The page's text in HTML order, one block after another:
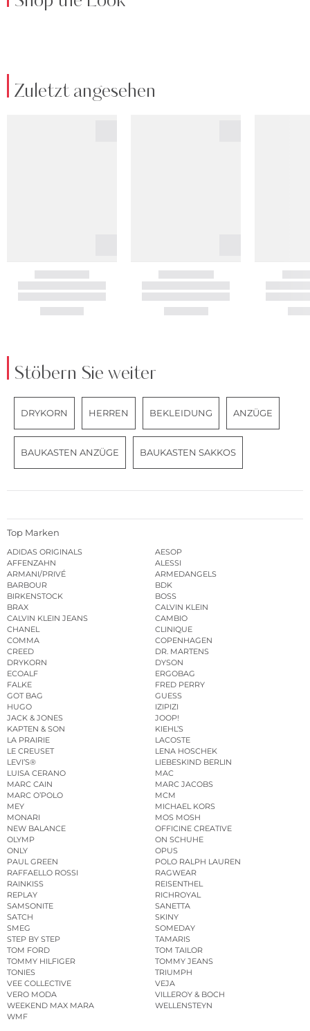
Zuletzt angesehen
Stöbern Sie weiter
DRYKORN HERREN BEKLEIDUNG ANZÜGE
BAUKASTEN ANZÜGE BAUKASTEN SAKKOS
Top Marken
ADIDAS ORIGINALS
AESOP
AFFENZAHN
ALESSI
ARMANI/PRIVÉ
ARMEDANGELS
BARBOUR
BDK
BIRKENSTOCK
BOSS
BRAX
CALVIN KLEIN
CALVIN KLEIN JEANS
CAMBIO
CHANEL
CLINIQUE
COMMA
COPENHAGEN
CREED
DR. MARTENS
DRYKORN
DYSON
ECOALF
ERGOBAG
FALKE
FRED PERRY
GOT BAG
GUESS
HUGO
IZIPIZI
JACK & JONES
JOOP!
KAPTEN & SON
KIEHL’S
LA PRAIRIE
LACOSTE
LE CREUSET
LENA HOSCHEK
LEVI’S®
LIEBESKIND BERLIN
LUISA CERANO
MAC
MARC CAIN
MARC JACOBS
MARC O’POLO
MCM
MEY
MICHAEL KORS
MONARI
MOS MOSH
NEW BALANCE
OFFICINE CREATIVE
OLYMP
ON SCHUHE
ONLY
OPUS
PAUL GREEN
POLO RALPH LAUREN
RAFFAELLO ROSSI
RAGWEAR
RAINKISS
REISENTHEL
REPLAY
RICHROYAL
SAMSONITE
SANETTA
SATCH
SKINY
SMEG
SOMEDAY
STEP BY STEP
TAMARIS
TOM FORD
TOM TAILOR
TOMMY HILFIGER
TOMMY JEANS
TONIES
TRIUMPH
VEE COLLECTIVE
VEJA
VERO MODA
VILLEROY & BOCH
WEEKEND MAX MARA
WELLENSTEYN
WMF